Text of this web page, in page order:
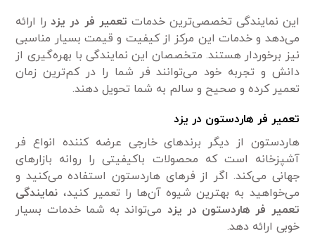
این نمایندگی تخصصی‌ترین خدمات تعمیر فر در یزد را ارائه
می‌دهد و خدمات این مرکز از کیفیت و قیمت بسیار مناسبی
نیز برخوردار هستند. متخصصان این نمایندگی با بهره‌گیری از
دانش و تجربه خود می‌توانند فر شما را در کم‌ترین زمان
تعمیر کرده و صحیح و سالم به شما تحویل دهند.
تعمیر فر ‌هاردستون در یزد
‌هاردستون از دیگر برند‌های خارجی عرضه کننده انواع فر
آشپزخانه است که محصولات باکیفیتی را روانه بازار‌های
جهانی می‌کند. اگر از فر‌های ‌هاردستون استفاده می‌کنید و
می‌خواهید به بهترین شیوه آن‌ها را تعمیر کنید، نمایندگی
تعمیر فر ‌هاردستون در یزد می‌تواند به شما خدمات بسیار
خوبی ارائه دهد.